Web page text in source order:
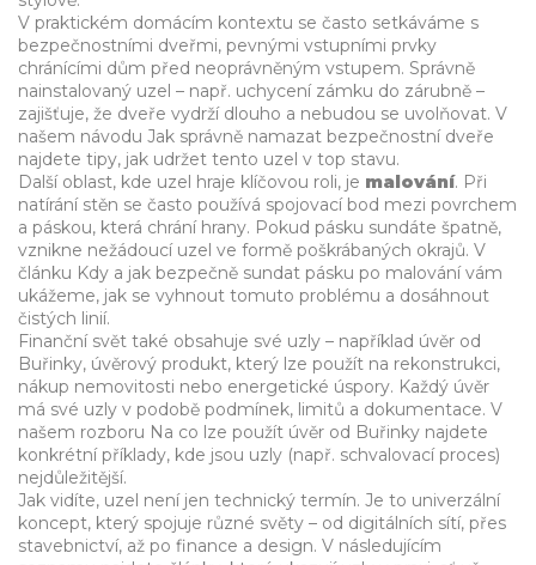
V praktickém domácím kontextu se často setkáváme s
bezpečnostními dveřmi, pevnými vstupními prvky
chránícími dům před neoprávněným vstupem. Správně
nainstalovaný uzel – např. uchycení zámku do zárubně –
zajišťuje, že dveře vydrží dlouho a nebudou se uvolňovat. V
našem návodu Jak správně namazat bezpečnostní dveře
najdete tipy, jak udržet tento uzel v top stavu.
Další oblast, kde uzel hraje klíčovou roli, je malování. Při
natírání stěn se často používá spojovací bod mezi povrchem
a páskou, která chrání hrany. Pokud pásku sundáte špatně,
vznikne nežádoucí uzel ve formě poškrábaných okrajů. V
článku Kdy a jak bezpečně sundat pásku po malovánívám
ukážeme, jak se vyhnout tomuto problému a dosáhnout
čistých linií.
Finanční svět také obsahuje své uzly – například úvěr od
Buřinky, úvěrový produkt, který lze použít na rekonstrukci,
nákup nemovitosti nebo energetické úspory. Každý úvěr
má své uzly v podobě podmínek, limitů a dokumentace. V
našem rozboru Na co lze použít úvěr od Buřinky najdete
konkrétní příklady, kde jsou uzly (např. schvalovací proces)
nejdůležitější.
Jak vidíte, uzel není jen technický termín. Je to univerzální
koncept, který spojuje různé světy – od digitálních sítí, přes
stavebnictví, až po finance a design. V následujícím